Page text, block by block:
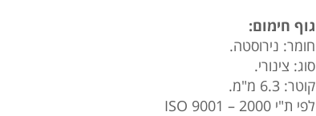
גוף חימום:
חומר: נירוסטה.
סוג: צינורי.
קוטר: 6.3 מ"מ.
לפי ת"י 2000 – ISO 9001